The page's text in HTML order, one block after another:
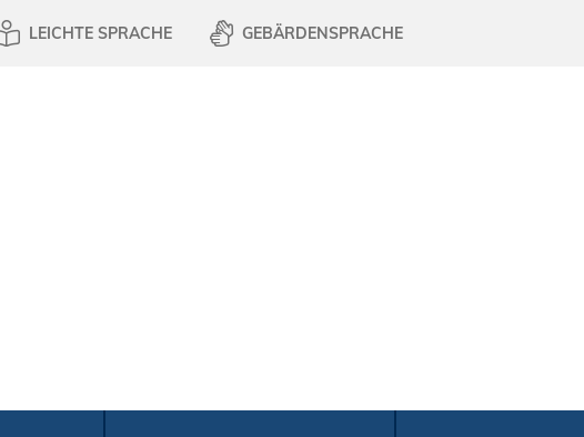
LEICHTE SPRACHE GEBÄRDENSPRACHE